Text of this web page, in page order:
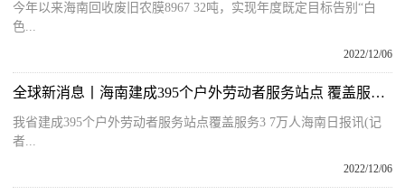
今年以来海南回收废旧农膜8967 32吨，实现年度既定目标告别“白
色...
2022/12/06
全球新消息丨海南建成395个户外劳动者服务站点 覆盖服务3.7万人
我省建成395个户外劳动者服务站点覆盖服务3 7万人海南日报讯(记
者...
2022/12/06